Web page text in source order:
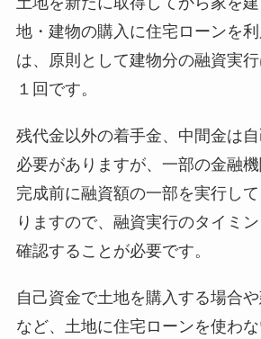
地・建物の購入に住宅ローンを
は、原則として建物分の融資実
１回です。
残代金以外の着手金、中間金は
必要がありますが、一部の金融
完成前に融資額の一部を実行し
りますので、融資実行のタイミ
確認することが必要です。
自己資金で土地を購入する場合
など、土地に住宅ローンを使わな